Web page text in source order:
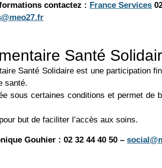
contactez : France Services
Santé
Santé Solidaire est une participation
santé.
sous certaines conditions et permet de
but de faciliter l’accès aux soins.
Gouhier : 02 32 44 40 50 –